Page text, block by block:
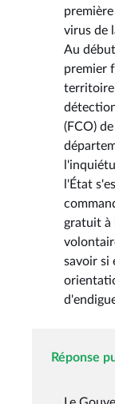
virus de
Au
premier
territoire
(FCO)
l'État
gratuit à
savoir si
Réponse